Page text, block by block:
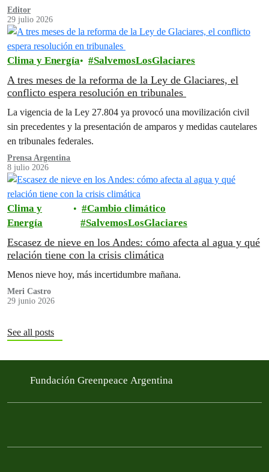
Editor
29 julio 2026
Clima y Energía SalvemosLosGlaciares
A tres meses de la reforma de la Ley de Glaciares, el
conflicto espera resolución en tribunales
La vigencia de la Ley 27.804 ya provocó una movilización civil
sin precedentes y la presentación de amparos y medidas cautelares
en tribunales federales.
Prensa Argentina
8 julio 2026
Clima y
Energía
Cambio climático
SalvemosLosGlaciares
Escasez de nieve en los Andes: cómo afecta al agua y qué
relación tiene con la crisis climática
Menos nieve hoy, más incertidumbre mañana.
Meri Castro
29 junio 2026
See all posts
Fundación Greenpeace Argentina